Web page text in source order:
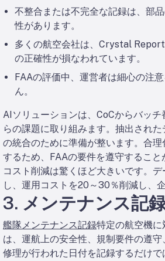
不整合または不完全な記録は、部
性があります。
多くの航空会社は、Crystal
の正確性が損なわれています。
FAAの評価中、運営者は細心の注
ん。
AIソリューションは、CoCからバッ
らの課題に取り組みます。抽出され
の統合のために準備が整います。合
するため、FAAの要件を遵守すること
コスト削減は驚くほど大きいです。
し、運用コストを20～30％削減し、
3. メンテナンス記
艦隊メンテナンス記録特定の航空機
は、運航上の安全性、規制要件の遵
修理が行われた日付を記録するだけ